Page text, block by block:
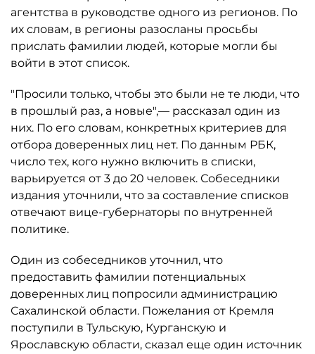
агентства в руководстве одного из регионов. По
их словам, в регионы разосланы просьбы
прислать фамилии людей, которые могли бы
войти в этот список.
"Просили только, чтобы это были не те люди, что
в прошлый раз, а новые",— рассказал один из
них. По его словам, конкретных критериев для
отбора доверенных лиц нет. По данным РБК,
число тех, кого нужно включить в списки,
варьируется от 3 до 20 человек. Собеседники
издания уточнили, что за составление списков
отвечают вице-губернаторы по внутренней
политике.
Один из собеседников уточнил, что
предоставить фамилии потенциальных
доверенных лиц попросили администрацию
Сахалинской области. Пожелания от Кремля
поступили в Тульскую, Курганскую и
Ярославскую области, сказал еще один источник